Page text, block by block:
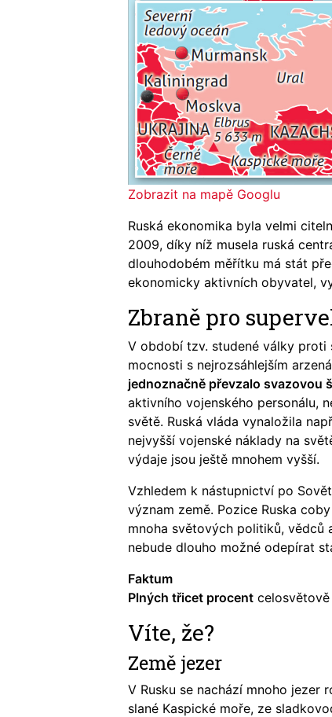
Zobrazit na mapě Googlu
Ruská ekonomika byla velmi
2009, díky níž musela ruská
dlouhodobém měřítku má stát
ekonomicky aktivních obyvatel,
Zbraně pro
V období tzv. studené války proti
mocnosti s nejrozsáhlejším
jednoznačně převzalo svazovou
aktivního vojenského personálu,
světě. Ruská vláda vynaložila
nejvyšší vojenské náklady na
výdaje jsou ještě mnohem vyšší.
Vzhledem k nástupnictví po
význam země. Pozice Ruska
mnoha světových politiků, vědců
nebude dlouho možné odepírat
Faktum
Plných třicet procent
Víte, že?
Země jezer
V Rusku se nachází mnoho jezer
slané Kaspické moře, ze